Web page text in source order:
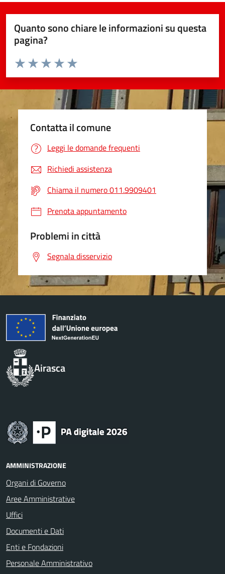
Quanto sono chiare le informazioni su questa
pagina?
Valuta da 1 a 5 stelle la pagina
Valuta 5 stelle su 5
Valuta 4 stelle su 5
Valuta 3 stelle su 5
Valuta 2 stelle su 5
Valuta 1 stelle su 5
Contatta il comune
Leggi le domande frequenti
Richiedi assistenza
Chiama il numero 011.9909401
Prenota appuntamento
Problemi in città
Segnala disservizio
Airasca
AMMINISTRAZIONE
Organi di Governo
Aree Amministrative
Uffici
Documenti e Dati
Enti e Fondazioni
Personale Amministrativo